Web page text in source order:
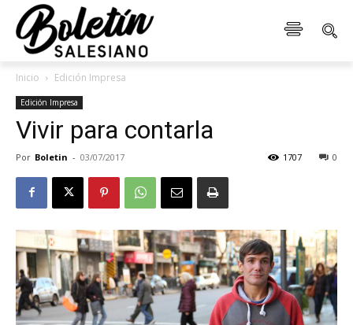
Inicio Edición Impresa
Edición Impresa
Vivir para contarla
Por Boletin - 03/07/2017 0
1707